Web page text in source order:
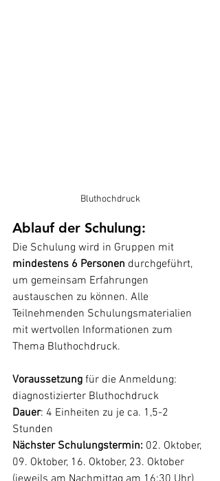
Bluthochdruck
Ablauf der Schulung:
Die Schulung wird in Gruppen mit
mindestens 6 Personen durchgeführt,
um gemeinsam Erfahrungen
austauschen zu können. Alle
Teilnehmenden Schulungsmaterialien
mit wertvollen Informationen zum
Thema Bluthochdruck.
Voraussetzung für die Anmeldung:
diagnostizierter Bluthochdruck
Dauer: 4 Einheiten zu je ca. 1,5-2
Stunden
Nächster Schulungstermin: 02. Oktober,
09. Oktober, 16. Oktober, 23. Oktober